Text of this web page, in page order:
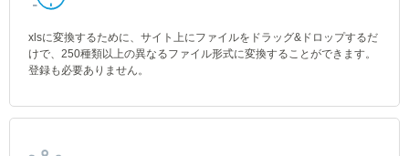
xlsに変換するために、サイト上にファイルをドラッグ&ドロップするだ
けで、250種類以上の異なるファイル形式に変換することができます。
登録も必要ありません。